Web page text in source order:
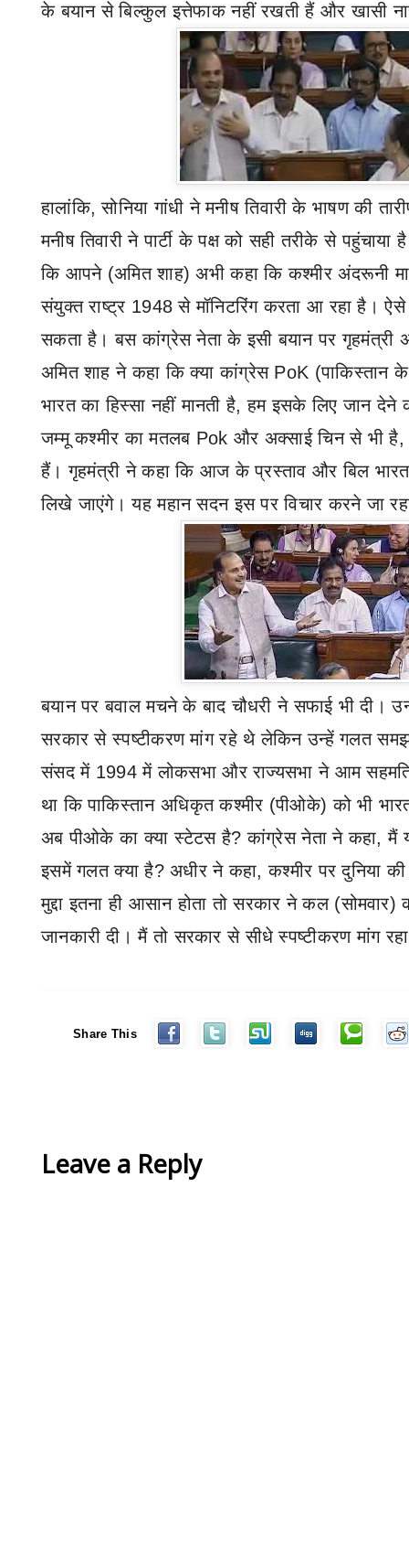
के बयान से बिल्कुल इत्तेफाक नहीं रखती हैं और खासी
हालांकि,सोनिया गांधी ने मनीष तिवारी के भाषण की
मनीष तिवारी ने पार्टी के पक्ष को सही तरीके से
कि आपने (अमित शाह) अभी कहा कि कश्मीर अंदरूनी
संयुक्त राष्ट्र 1948 से मॉनिटरिंग करता आ रहा है।
सकता है। बस कांग्रेस नेता के इसी बयान पर गृहमंत्री
अमित शाह ने कहा कि क्या कांग्रेस PoK (पाकिस्तान
भारत का हिस्सा नहीं मानती है,हम इसके लिए जान देने
जम्मू कश्मीर का मतलब Pok और अक्साई चिन से भी है
हैं। गृहमंत्री ने कहा कि आज के प्रस्ताव और बिल भारत
लिखे जाएंगे। यह महान सदन इस पर विचार करने जा
बयान पर बवाल मचने के बाद चौधरी ने सफाई भी दी।
सरकार से स्पष्टीकरण मांग रहे थे लेकिन उन्हें गलत
संसद में 1994 में लोकसभा और राज्यसभा ने आम सहमति
था कि पाकिस्तान अधिकृत कश्मीर (पीओके) को भी
अब पीओके का क्या स्टेटस है?कांग्रेस नेता ने कहा,मैं
इसमें गलत क्या है?अधीर ने कहा,कश्मीर पर दुनिया
मुद्दा इतना ही आसान होता तो सरकार ने कल
जानकारी दी। मैं तो सरकार से सीधे स्पष्टीकरण मांग
Share This
Leave a Reply